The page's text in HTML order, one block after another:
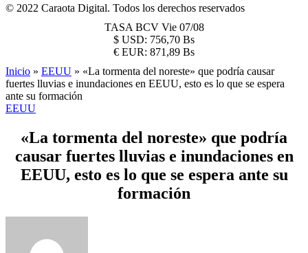
© 2022 Caraota Digital. Todos los derechos reservados
TASA BCV Vie 07/08
$ USD: 756,70 Bs
€ EUR: 871,89 Bs
Inicio » EEUU » «La tormenta del noreste» que podría causar
fuertes lluvias e inundaciones en EEUU, esto es lo que se espera
ante su formación
EEUU
«La tormenta del noreste» que podría
causar fuertes lluvias e inundaciones en
EEUU, esto es lo que se espera ante su
formación